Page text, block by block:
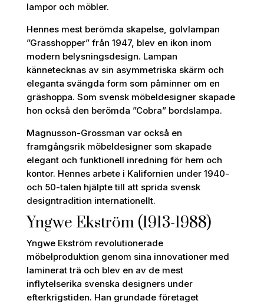
lampor och möbler.
Hennes mest berömda skapelse, golvlampan
”Grasshopper” från 1947, blev en ikon inom
modern belysningsdesign. Lampan
kännetecknas av sin asymmetriska skärm och
eleganta svängda form som påminner om en
gräshoppa. Som svensk möbeldesigner skapade
hon också den berömda ”Cobra” bordslampa.
Magnusson-Grossman var också en
framgångsrik möbeldesigner som skapade
elegant och funktionell inredning för hem och
kontor. Hennes arbete i Kalifornien under 1940-
och 50-talen hjälpte till att sprida svensk
designtradition internationellt.
Yngwe Ekström (1913-1988)
Yngwe Ekström revolutionerade
möbelproduktion genom sina innovationer med
laminerat trä och blev en av de mest
inflytelserika svenska designers under
efterkrigstiden. Han grundade företaget